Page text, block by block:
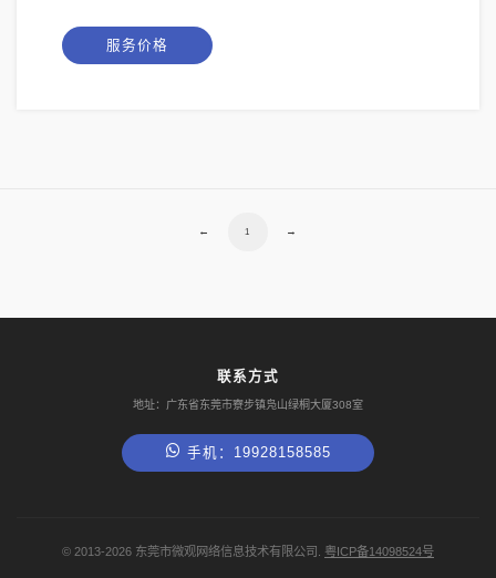
服务价格
← 1 →
联系方式
地址：广东省东莞市寮步镇凫山绿桐大厦308室
手机：19928158585
© 2013-2026 东莞市微观网络信息技术有限公司. 粤ICP备14098524号